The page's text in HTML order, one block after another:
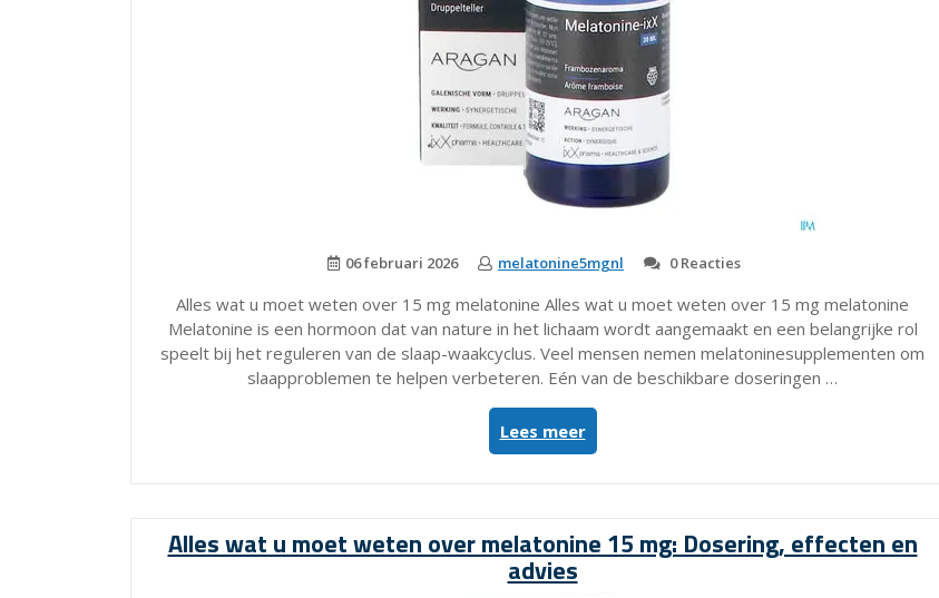
06 februari 2026 melatonine5mgnl 0 Reacties
Alles wat u moet weten over 15 mg melatonine Alles wat u moet weten over 15 mg melatonine
Melatonine is een hormoon dat van nature in het lichaam wordt aangemaakt en een belangrijke rol
speelt bij het reguleren van de slaap-waakcyclus. Veel mensen nemen melatoninesupplementen om
slaapproblemen te helpen verbeteren. Eén van de beschikbare doseringen …
Lees meer“Alles
over
het
15
Alles wat u moet weten over melatonine 15 mg: Dosering, effecten en
advies